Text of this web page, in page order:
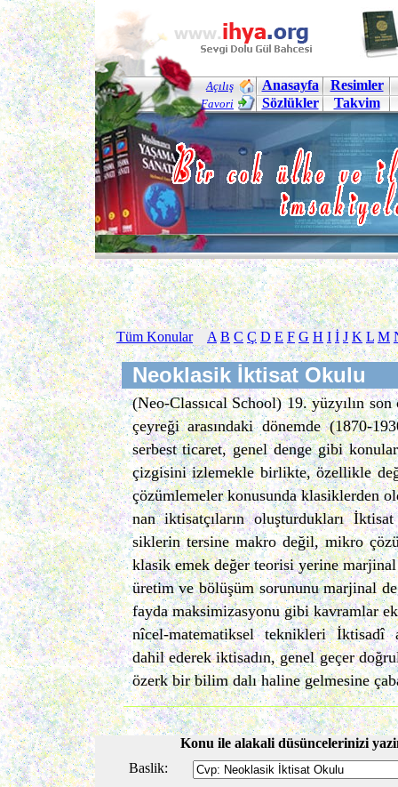
Açılış
Favori
Anasayfa
Resimler
Sözlükler
Takvim
Tüm Konular A B C Ç D E F G H I İ J K L M
Neoklasik İktisat Okulu
(Neo-Classıcal School) 19. yüzyılın
çeyreği arasındaki dö­nemde (1870-
serbest ticaret, ge­nel denge gibi
çizgisini izle­mekle birlikte, özellikle
çözüm­lemeler konusunda klasiklerden
nan iktisatçıların oluşturdukları
siklerin tersine makro değil, mikro
klasik emek değer teorisi yerine
üretim ve bölüşüm sorununu marjinal
fayda maksimizasyonu gibi kavramlar
nîcel-matematiksel teknikleri İktisadî
dahil ederek iktisadın, genel geçer
özerk bir bilim dalı haline gelmesine
Konu ile alakali düsüncelerinizi
Baslik: